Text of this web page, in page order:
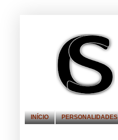
INÍCIO PERSONALIDADES